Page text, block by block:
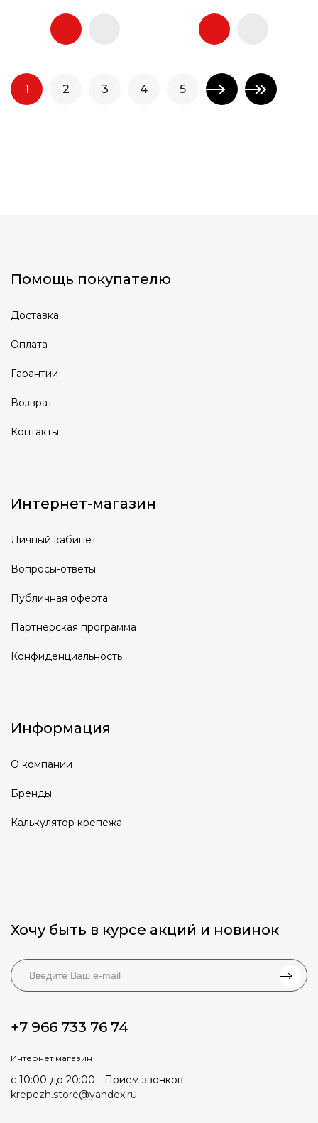
1 2 3 4 5
Помощь покупателю
Доставка
Оплата
Гарантии
Возврат
Контакты
Интернет-магазин
Личный кабинет
Вопросы-ответы
Публичная оферта
Партнерская программа
Конфиденциальность
Информация
О компании
Бренды
Калькулятор крепежа
Хочу быть в курсе акций и новинок
+7 966 733 76 74
Интернет магазин
с 10:00 до 20:00 - Прием звонков
krepezh.store@yandex.ru